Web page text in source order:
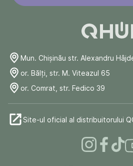
Mun. Chişinău str. Alexandru
or. Bălți, str. M. Viteazul 65
or. Comrat, str. Fedico 39
Site-ul oficial al distribuitorului